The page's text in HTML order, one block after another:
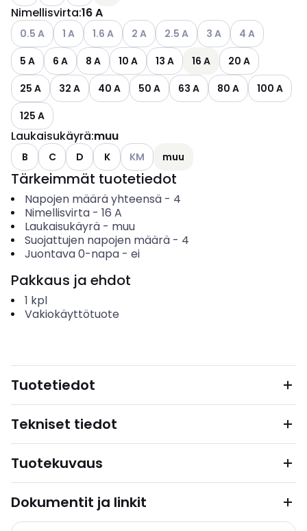
Nimellisvirta:16 A
Katso käytettävissä olevat vaihtoehdot
0.5 A Katso käytettävissä olevat vaihtoehdot
1 A Katso käytettävissä olevat vaihtoehdot
1.6 A Katso käytettävissä olevat
2 A Katso käytettävissä olevat
2.5 A Katso käytettävissä
3 A Katso
4 A
5 A
6 A 8 A 10 A 13 A 16 A
20 A
25 A
32 A 40 A 50 A 63 A 80 A
100 A
125 A
Laukaisukäyrä:muu
B C D K Katso käytettävissä olevat
KM muu
Tärkeimmät tuotetiedot
Napojen määrä yhteensä- 4
Nimellisvirta- 16 A
Laukaisukäyrä- muu
Suojattujen napojen määrä- 4
Juontava 0-napa- ei
Pakkaus ja ehdot
1 kpl
Vakiokäyttötuote
Tuotetiedot
Tekniset tiedot
Tuotekuvaus
Dokumentit ja linkit